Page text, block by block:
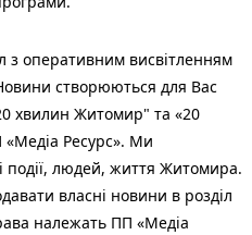
оперативним висвітленням
створюються для Вас
хвилин Житомир" та «20
Ресурс». Ми
події, людей, життя Житомира.
власні новини в розділ
належать ПП «Медіа